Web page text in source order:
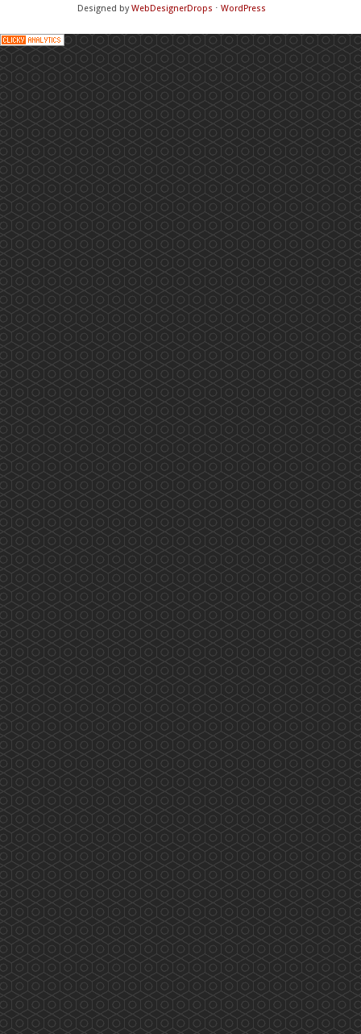
Designed byWebDesignerDrops ⋅ WordPress